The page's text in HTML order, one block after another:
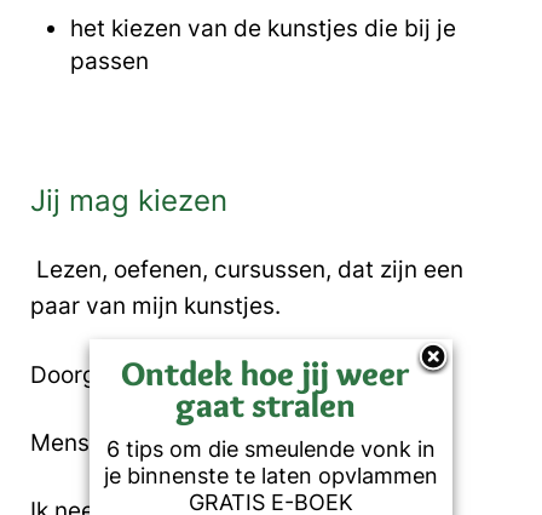
het kiezen van de kunstjes die bij je
passen
Jij mag kiezen
Lezen, oefenen, cursussen, dat zijn een
paar van mijn kunstjes.
Doorgeven van kennis en kunde.
Mensen begeleiden.
Ontdek hoe jij weer
gaat stralen
6 tips om die smeulende vonk in
je binnenste te laten opvlammen
GRATIS E-BOEK